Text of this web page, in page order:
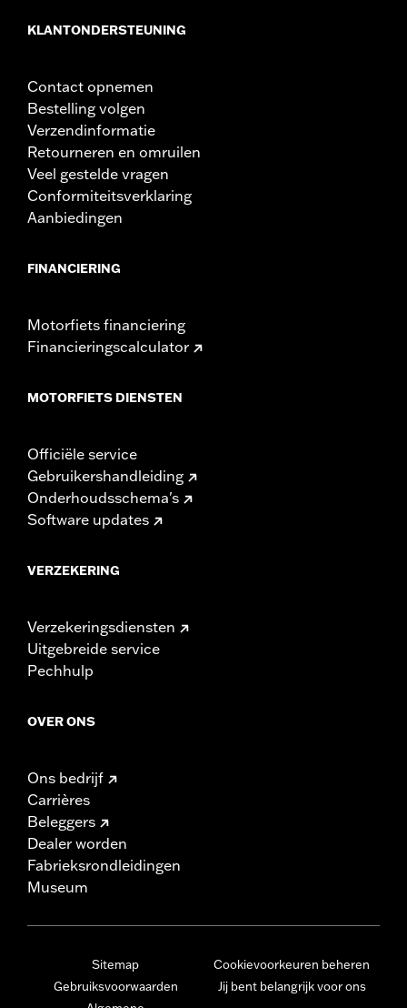
KLANTONDERSTEUNING
Contact opnemen
Bestelling volgen
Verzendinformatie
Retourneren en omruilen
Veel gestelde vragen
Conformiteitsverklaring
Aanbiedingen
FINANCIERING
Motorfiets financiering
Financieringscalculator
MOTORFIETS DIENSTEN
Officiële service
Gebruikershandleiding
Onderhoudsschema's
Software updates
VERZEKERING
Verzekeringsdiensten
Uitgebreide service
Pechhulp
OVER ONS
Ons bedrijf
Carrières
Beleggers
Dealer worden
Fabrieksrondleidingen
Museum
Sitemap
Gebruiksvoorwaarden
Cookievoorkeuren beheren
Jij bent belangrijk voor ons